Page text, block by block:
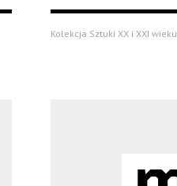
Kolekcja Sztuki XX i XXI wieku